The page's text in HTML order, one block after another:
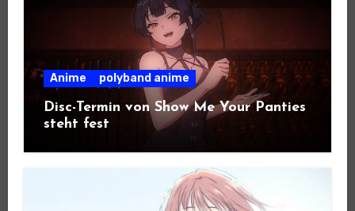
Anime polyband anime
Disc-Termin von Show Me Your Panties
steht fest